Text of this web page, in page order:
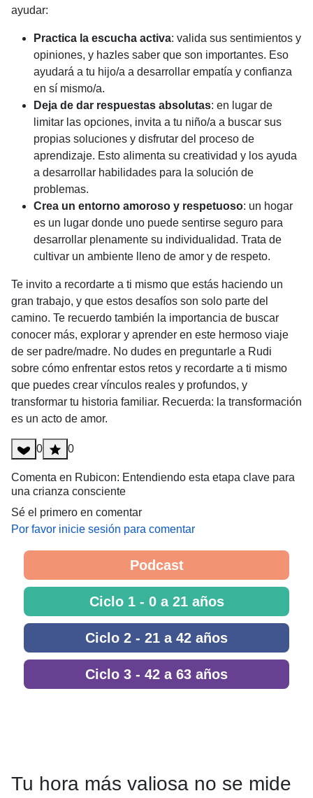
ayudar:
Practica la escucha activa: valida sus sentimientos y
opiniones, y hazles saber que son importantes. Eso
ayudará a tu hijo/a a desarrollar empatía y confianza
en sí mismo/a.
Deja de dar respuestas absolutas: en lugar de
limitar las opciones, invita a tu niño/a a buscar sus
propias soluciones y disfrutar del proceso de
aprendizaje. Esto alimenta su creatividad y los ayuda
a desarrollar habilidades para la solución de
problemas.
Crea un entorno amoroso y respetuoso: un hogar
es un lugar donde uno puede sentirse seguro para
desarrollar plenamente su individualidad. Trata de
cultivar un ambiente lleno de amor y de respeto.
Te invito a recordarte a ti mismo que estás haciendo un
gran trabajo, y que estos desafíos son solo parte del
camino. Te recuerdo también la importancia de buscar
conocer más, explorar y aprender en este hermoso viaje
de ser padre/madre. No dudes en preguntarle a Rudi
sobre cómo enfrentar estos retos y recordarte a ti mismo
que puedes crear vínculos reales y profundos, y
transformar tu historia familiar. Recuerda: la transformación
es un acto de amor.
0 0
Comenta en Rubicon: Entendiendo esta etapa clave para
una crianza consciente
Sé el primero en comentar
Por favor inicie sesión para comentar
Podcast
Ciclo 1 - 0 a 21 años
Ciclo 2 - 21 a 42 años
Ciclo 3 - 42 a 63 años
Tu hora más valiosa no se mide